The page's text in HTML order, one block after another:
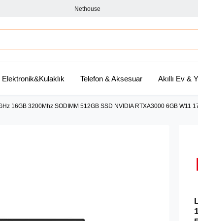
Nethouse
Elektronik&Kulaklık Telefon & Aksesuar Akıllı Ev &
16GB 3200Mhz SODIMM 512GB SSD NVIDIA RTXA3000 6GB W11